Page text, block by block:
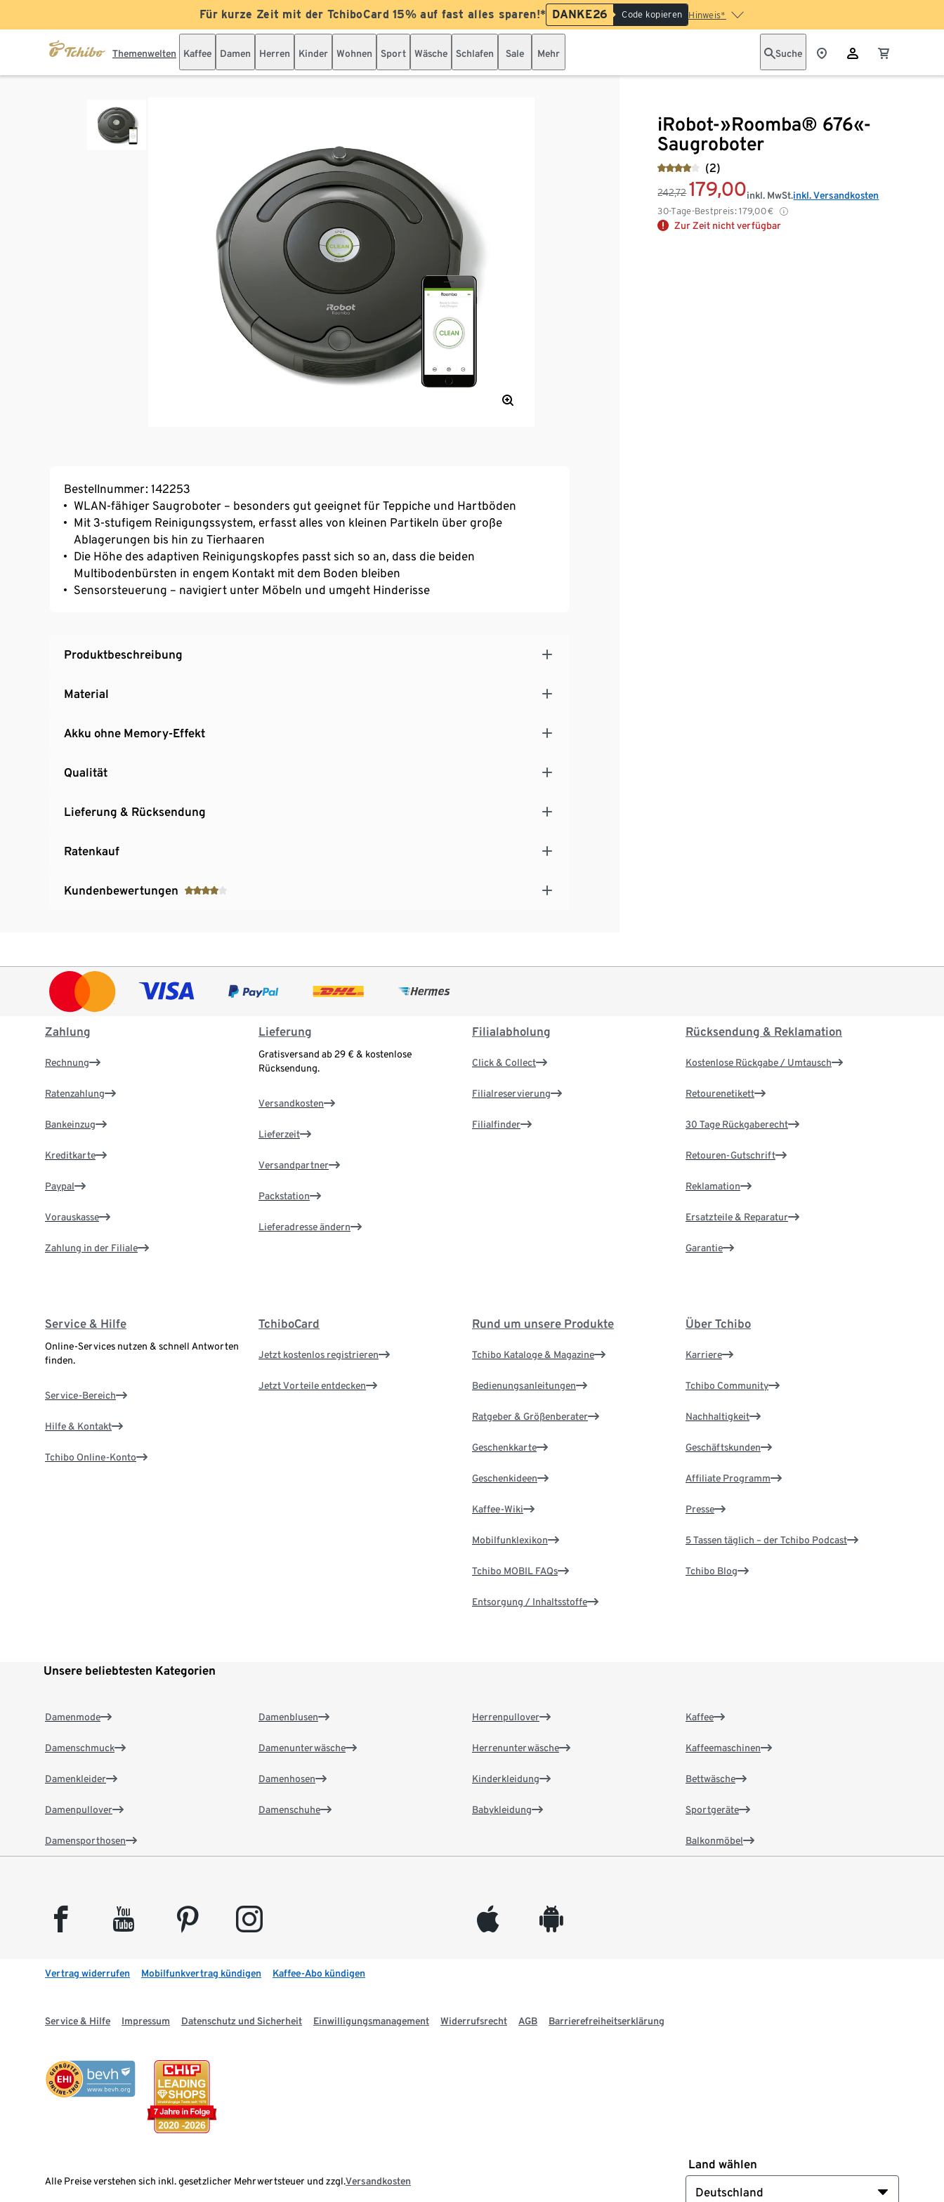
Für kurze Zeit mit der TchiboCard 15% auf fast alles sparen!* DANKE26 Code kopieren Hinweis*
Themenwelten Kaffee Damen Herren Kinder Wohnen Sport Wäsche Schlafen Sale Mehr Suche
iRobot-»Roomba® 676«-
Saugroboter
(2)
242,72 179,00
30-Tage-Bestpreis: 179,00€
inkl. MwSt.inkl. Versandkosten
Zur Zeit nicht verfügbar
Bestellnummer: 142253
WLAN-fähiger Saugroboter – besonders gut geeignet für Teppiche und Hartböden
Mit 3-stufigem Reinigungssystem, erfasst alles von kleinen Partikeln über große
Ablagerungen bis hin zu Tierhaaren
Die Höhe des adaptiven Reinigungskopfes passt sich so an, dass die beiden
Multibodenbürsten in engem Kontakt mit dem Boden bleiben
Sensorsteuerung – navigiert unter Möbeln und umgeht Hinderisse
Produktbeschreibung
Material
Akku ohne Memory-Effekt
Qualität
Lieferung & Rücksendung
Ratenkauf
Kundenbewertungen
Zahlung
Rechnung
Ratenzahlung
Bankeinzug
Kreditkarte
Paypal
Vorauskasse
Zahlung in der Filiale
Lieferung
Gratisversand ab 29 € & kostenlose
Rücksendung.
Versandkosten
Lieferzeit
Versandpartner
Packstation
Lieferadresse ändern
Filialabholung
Click & Collect
Filialreservierung
Filialfinder
Rücksendung & Reklamation
Kostenlose Rückgabe / Umtausch
Retourenetikett
30 Tage Rückgaberecht
Retouren-Gutschrift
Reklamation
Ersatzteile & Reparatur
Garantie
Service & Hilfe
Online-Services nutzen & schnell Antworten
finden.
Service-Bereich
Hilfe & Kontakt
Tchibo Online-Konto
TchiboCard
Jetzt kostenlos registrieren
Jetzt Vorteile entdecken
Rund um unsere Produkte
Tchibo Kataloge & Magazine
Bedienungsanleitungen
Ratgeber & Größenberater
Geschenkkarte
Geschenkideen
Kaffee-Wiki
Mobilfunklexikon
Tchibo MOBIL FAQs
Entsorgung / Inhaltsstoffe
Über Tchibo
Karriere
Tchibo Community
Nachhaltigkeit
Geschäftskunden
Affiliate Programm
Presse
5 Tassen täglich – der Tchibo Podcast
Tchibo Blog
Unsere beliebtesten Kategorien
Damenmode
Damenschmuck
Damenkleider
Damenpullover
Damensporthosen
Damenblusen
Damenunterwäsche
Damenhosen
Damenschuhe
Herrenpullover
Herrenunterwäsche
Kinderkleidung
Babykleidung
Kaffee
Kaffeemaschinen
Bettwäsche
Sportgeräte
Balkonmöbel
facebook youtube pinterest instagram appleinc android
Vertrag widerrufen Mobilfunkvertrag kündigen Kaffee-Abo kündigen
Service & Hilfe Impressum Datenschutz und Sicherheit Einwilligungsmanagement Widerrufsrecht AGB Barrierefreiheitserklärung
Alle Preise verstehen sich inkl. gesetzlicher Mehrwertsteuer und zzgl.Versandkosten
Land wählen
Deutschland